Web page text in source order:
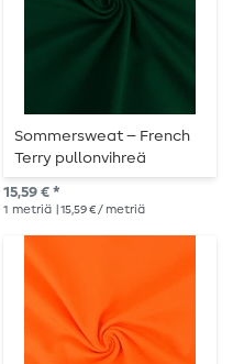
Sommersweat – French
Terry pullonvihreä
15,59 € *
1 metriä | 15,59 € / metriä